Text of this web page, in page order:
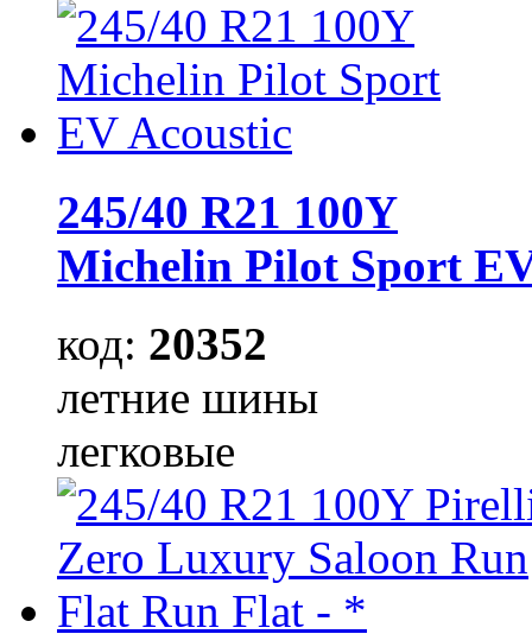
245/40 R21 100Y
Michelin Pilot Sport
код: 20352
летние шины
легковые